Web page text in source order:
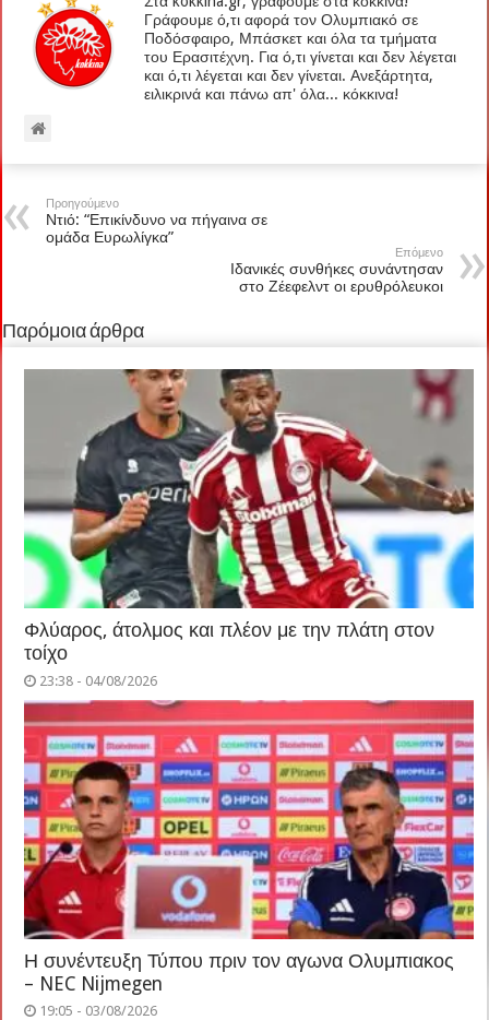
Γράφουμε ό,τι αφορά τον Ολυμπιακό σε
Ποδόσφαιρο, Μπάσκετ και όλα τα τμήματα
του Ερασιτέχνη. Για ό,τι γίνεται και δεν λέγεται
και ό,τι λέγεται και δεν γίνεται. Ανεξάρτητα,
ειλικρινά και πάνω απ' όλα... κόκκινα!
Προηγούμενο
Ντιό: “Επικίνδυνο να πήγαινα σε
ομάδα Ευρωλίγκα”
Επόμενο
Ιδανικές συνθήκες συνάντησαν
στο Ζέεφελντ οι ερυθρόλευκοι
Παρόμοια άρθρα
Φλύαρος, άτολμος και πλέον με την πλάτη στον
τοίχο
23:38 - 04/08/2026
Η συνέντευξη Τύπου πριν τον αγωνα Ολυμπιακος
– NEC Nijmegen
19:05 - 03/08/2026